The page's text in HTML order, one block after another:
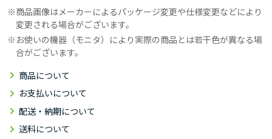
商品画像はメーカーによるパッケージ変更や仕様変更などにより
変更される場合がございます。
お使いの機器（モニタ）により実際の商品とは若干色が異なる場
合がございます。
商品について
お支払いについて
配送・納期について
送料について